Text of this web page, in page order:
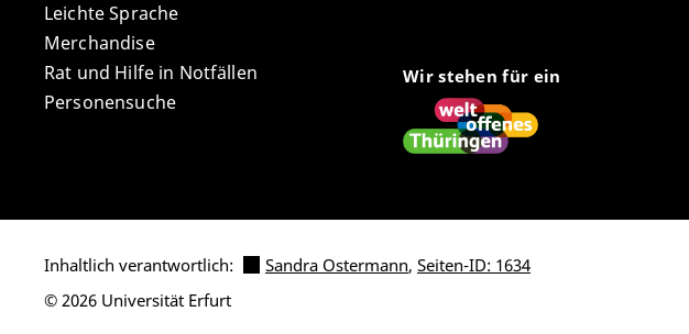
Leichte Sprache
Merchandise
Rat und Hilfe in Notfällen
Personensuche
Wir stehen für ein
Inhaltlich verantwortlich: Sandra Ostermann, Seiten-ID: 1634
© 2026 Universität Erfurt